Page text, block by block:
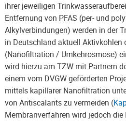
ihrer jeweiligen
Entfernung von PFAS (per- und
Alkylverbindungen) werden in der
in Deutschland aktuell Aktivkohlen
(Nanofiltration / Umkehrosmose)
wird hierzu am TZW mit Partnern
einem vom DVGW geförderten
mittels kapillarer Nanofiltration
von Antiscalants zu vermeiden (
Membranverfahren wird jedoch die